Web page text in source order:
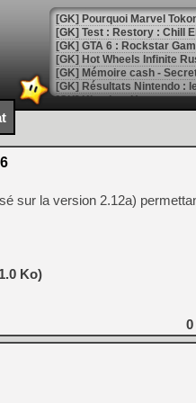
[GK] Pourquoi Marvel
[GK] Test : Restory : Chill
[GK] GTA 6 : Rockstar
[GK] Hot Wheels Infinite
[GK] Mémoire cash -
[GK] Résultats Nintendo :
[GK] Déjà des
[GK] Ubisoft : fin de partie
[GK] Mémoire cash -
sur la version 2.12a)
Ko)
0